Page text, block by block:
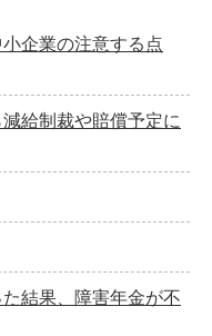
企業の注意する点
給制裁や賠償予定に
結果、障害年金が不